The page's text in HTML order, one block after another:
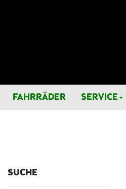
FAHRRÄDER SERVICE
SUCHE